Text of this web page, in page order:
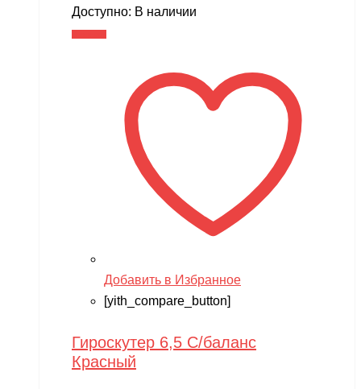
Доступно: В наличии
Добавить в Избранное
[yith_compare_button]
Гироскутер 6,5 С/баланс
Красный